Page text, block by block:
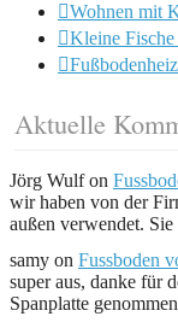
Wohnen mit
Kleine
Aktuelle
Jörg Wulfon
wir haben von der
außen verwendet.
samy on Fussboden
super aus, danke für
Spanplatte